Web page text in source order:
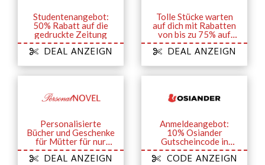
Studentenangebot:
50% Rabatt auf die
gedruckte Zeitung
DEAL ANZEIGN
Tolle Stücke warten
auf dich mit Rabatten
von bis zu 75% auf
Sale-Artikel
DEAL ANZEIGN
Personalisierte
Bücher und Geschenke
für Mütter für nur
26,95€
DEAL ANZEIGN
Anmeldeangebot:
10% Osiander
Gutscheincode in
Ihrem E-Mail-
Postfach
CODE ANZEIGN